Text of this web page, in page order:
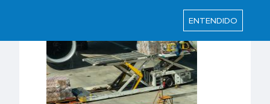
ENTENDIDO